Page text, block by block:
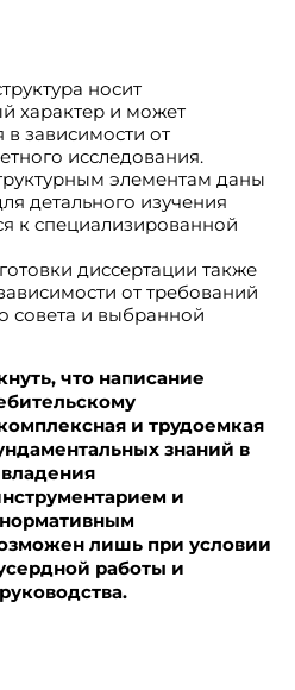
носит
характер и может
в зависимости от
исследования.
элементам даны
детального изучения
к специализированной
диссертации также
от требований
совета и выбранной
что написание
и трудоемкая
знаний в
и
нормативным
лишь при условии
работы и